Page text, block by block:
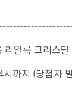
얼룩 크리스
까지 (당첨자